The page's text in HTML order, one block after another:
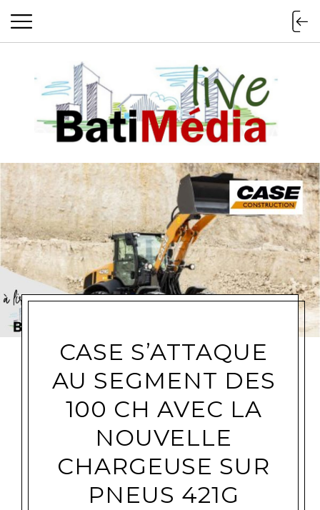
Batimedialive
CASE S’ATTAQUE
AU SEGMENT DES
100 CH AVEC LA
NOUVELLE
CHARGEUSE SUR
PNEUS 421G